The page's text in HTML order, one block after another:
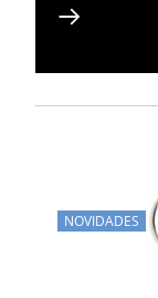
NOVIDADES